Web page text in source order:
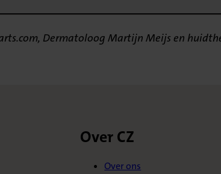
Dermatoloog Martijn Meijs en
Over CZ
Over ons